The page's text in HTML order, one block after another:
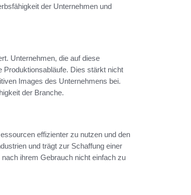
der Unternehmen und
Unternehmen, die auf diese
Produktionsabläufe. Dies stärkt nicht
Images des Unternehmens bei.
der Branche.
effizienter zu nutzen und den
und trägt zur Schaffung einer
ihrem Gebrauch nicht einfach zu